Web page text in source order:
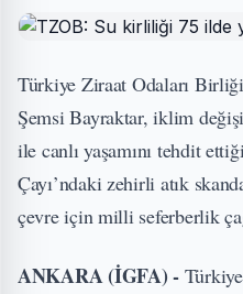
Türkiye Ziraat Odaları
Şemsi Bayraktar, iklim
ile canlı yaşamını tehdit
Çayı’ndaki zehirli atık
çevre için milli seferberlik
ANKARA (İGFA) -